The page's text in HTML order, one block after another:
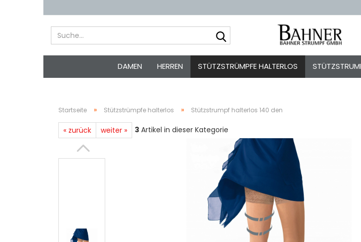
DAMEN HERREN STÜTZSTRÜMPFE HALTERLOS
Startseite » Stützstrümpfe halterlos » Stützstrumpf halterlos 140 den
« zurück weiter » 3 Artikel in dieser Kategorie